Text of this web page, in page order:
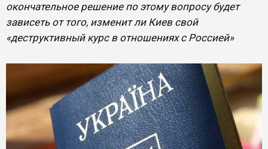
окончательное решение по этому вопросу будет
зависеть от того, изменит ли Киев свой
«деструктивный курс в отношениях с Россией»